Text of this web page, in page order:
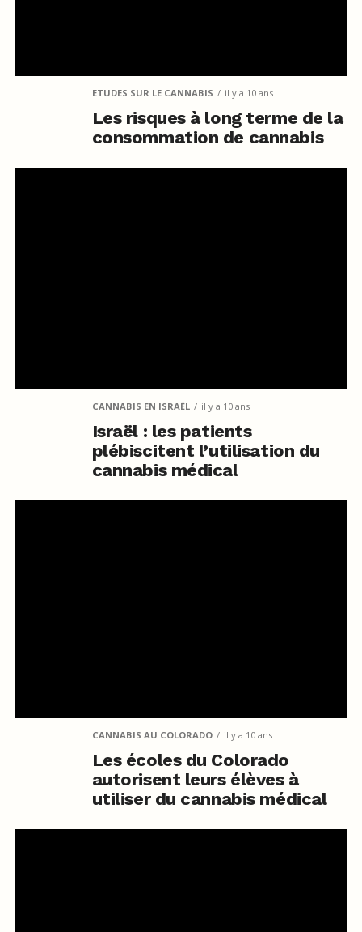
ETUDES SUR LE CANNABIS il y a 10 ans
Les risques à long terme de la
consommation de cannabis
CANNABIS EN ISRAËL il y a 10 ans
Israël : les patients
plébiscitent l’utilisation du
cannabis médical
CANNABIS AU COLORADO il y a 10 ans
Les écoles du Colorado
autorisent leurs élèves à
utiliser du cannabis médical